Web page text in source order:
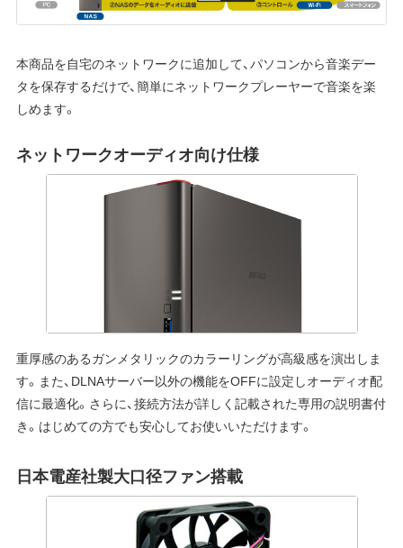
本商品を自宅のネットワークに追加して、パソコンから音楽デー
タを保存するだけで、簡単にネットワークプレーヤーで音楽を楽
しめます。
ネットワークオーディオ向け仕様
重厚感のあるガンメタリックのカラーリングが高級感を演出しま
す。また、DLNAサーバー以外の機能をOFFに設定しオーディオ配
信に最適化。さらに、接続方法が詳しく記載された専用の説明書付
き。はじめての方でも安心してお使いいただけます。
日本電産社製大口径ファン搭載